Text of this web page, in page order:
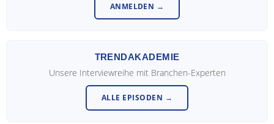
ANMELDEN →
TRENDAKADEMIE
Unsere Interviewreihe mit Branchen-Experten
ALLE EPISODEN →